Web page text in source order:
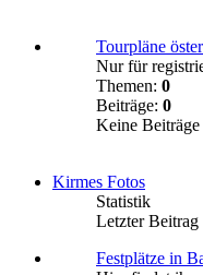
Tourpläne
Nur für
Themen: 0
Beiträge: 0
Keine Beiträge
Kirmes Fotos
Statistik
Letzter Beitrag
Festplätze in